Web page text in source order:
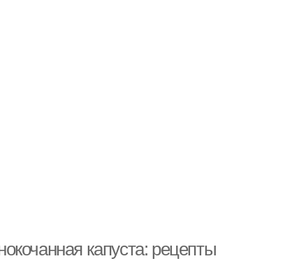
капуста: рецепты